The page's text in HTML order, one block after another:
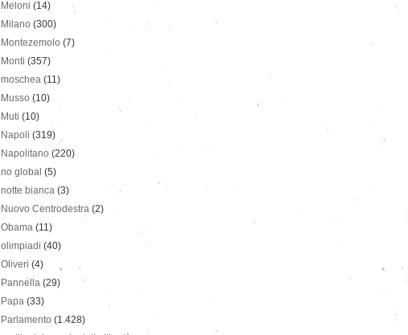
Meloni (14)
Milano (300)
Montezemolo (7)
Monti (357)
moschea (11)
Musso (10)
Muti (10)
Napoli (319)
Napolitano (220)
no global (5)
notte bianca (3)
Nuovo Centrodestra (2)
Obama (11)
olimpiadi (40)
Oliveri (4)
Pannella (29)
Papa (33)
Parlamento (1.428)